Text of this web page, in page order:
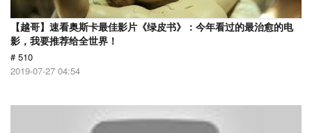
【越哥】速看奥斯卡最佳影片《绿皮书》：今年看过的最治愈的电
影，我要推荐给全世界！
# 510
2019-07-27 04:54